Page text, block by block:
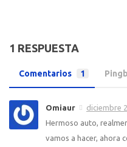
1 RESPUESTA
Comentarios 1
Omiaur
diciembre
Hermoso auto,
vamos a hacer, ahora